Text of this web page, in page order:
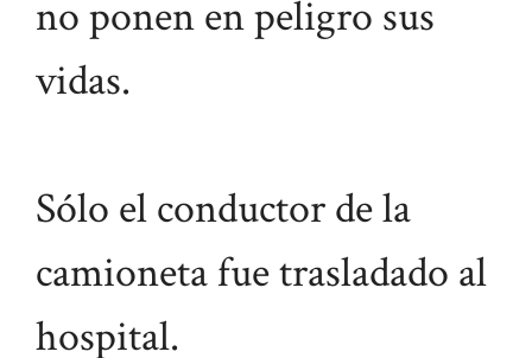
no ponen en peligro sus
vidas.
Sólo el conductor de la
camioneta fue trasladado al
hospital.